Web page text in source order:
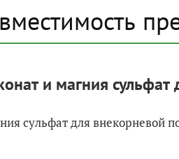
и магния сульфат
сульфат для внекорневой